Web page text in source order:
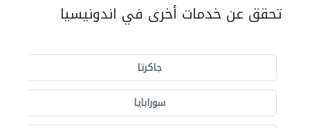
تحقق عن خدمات أخرى في اندونيسيا
جاكرتا
سورابايا